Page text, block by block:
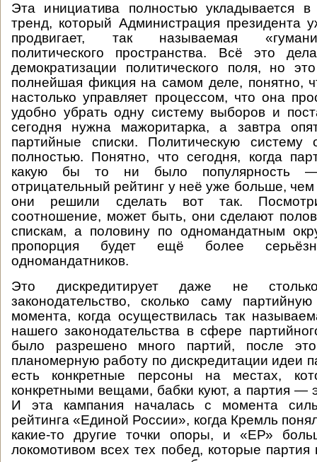
Эта инициатива полностью укладывается в
тренд, который Администрация президента
продвигает, так называемая
политического пространства. Всё это
демократизации политического поля, но
полнейшая фикция на самом деле, понятно,
настолько управляет процессом, что она
удобно убрать одну систему выборов и
сегодня нужна мажоритарка, а завтра
партийные списки. Политическую систему
полностью. Понятно, что сегодня, когда
какую бы то ни было популярность
отрицательный рейтинг у неё уже больше,
они решили сделать вот так.
соотношение, может быть, они сделают
спискам, а половину по одномандатным
пропорция будет ещё более
одномандатников.
Это дискредитирует даже не столько
законодательство, сколько саму
момента, когда осуществилась так
нашего законодательства в сфере
было разрешено много партий, после
планомерную работу по дискредитации идеи
есть конкретные персоны на местах,
конкретными вещами, бабки куют, а партия —
И эта кампания началась с момента
рейтинга «Единой России», когда Кремль
какие-то другие точки опоры, и «ЕР»
локомотивом всех тех побед, которые